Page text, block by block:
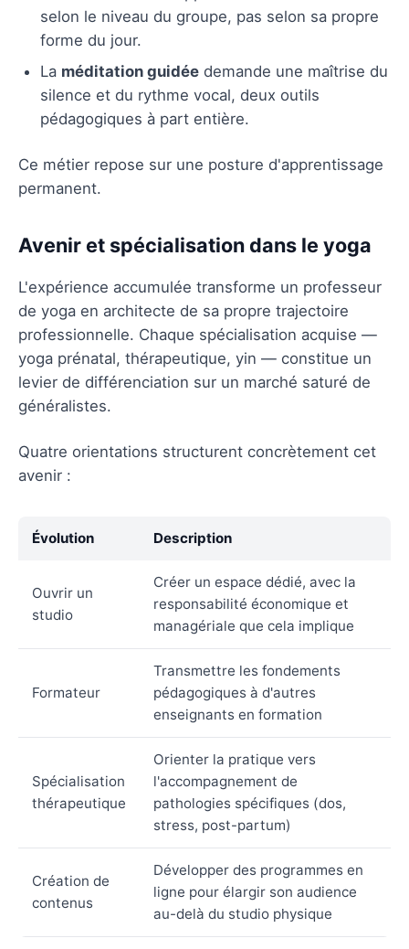
selon le niveau du groupe, pas selon sa propre
forme du jour.
La méditation guidée demande une maîtrise du
silence et du rythme vocal, deux outils
pédagogiques à part entière.
Ce métier repose sur une posture d'apprentissage
permanent.
Avenir et spécialisation dans le yoga
L'expérience accumulée transforme un professeur
de yoga en architecte de sa propre trajectoire
professionnelle. Chaque spécialisation acquise —
yoga prénatal, thérapeutique, yin — constitue un
levier de différenciation sur un marché saturé de
généralistes.
Quatre orientations structurent concrètement cet
avenir :
Évolution Description
Ouvrir un
studio
Créer un espace dédié, avec la
responsabilité économique et
managériale que cela implique
Formateur
Transmettre les fondements
pédagogiques à d'autres
enseignants en formation
Spécialisation
thérapeutique
Orienter la pratique vers
l'accompagnement de
pathologies spécifiques (dos,
stress, post-partum)
Création de
contenus
Développer des programmes en
ligne pour élargir son audience
au-delà du studio physique